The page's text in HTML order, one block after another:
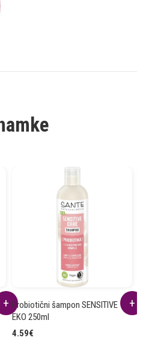
Probiotični šampon SENSITIVE
EKO 250ml
4.59€